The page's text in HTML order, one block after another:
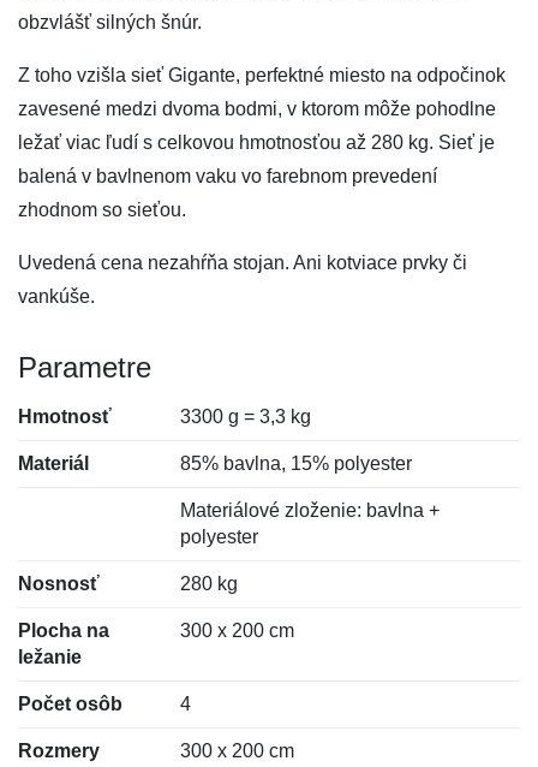
obzvlášť silných šnúr.
Z toho vzišla sieť Gigante, perfektné miesto na odpočinok
zavesené medzi dvoma bodmi, v ktorom môže pohodlne
ležať viac ľudí s celkovou hmotnosťou až 280 kg. Sieť je
balená v bavlnenom vaku vo farebnom prevedení
zhodnom so sieťou.
Uvedená cena nezahŕňa stojan. Ani kotviace prvky či
vankúše.
Parametre
Hmotnosť 3300 g = 3,3 kg
Materiál 85% bavlna, 15% polyester
Materiálové zloženie: bavlna +
polyester
Nosnosť 280 kg
Plocha na
ležanie
300 x 200 cm
Počet osôb 4
Rozmery 300 x 200 cm